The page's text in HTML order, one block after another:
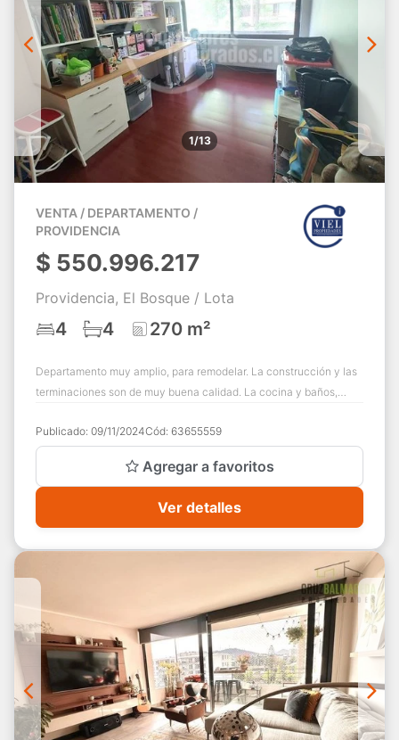
1/13
VENTA / DEPARTAMENTO /
PROVIDENCIA
$ 550.996.217
Providencia, El Bosque / Lota
4 4 270 m²
Departamento muy amplio, para remodelar. La construcción y las
terminaciones son de muy buena calidad. La cocina y baños,
Publicado: 09/11/2024Cód: 63655559
Agregar a favoritos
Ver detalles